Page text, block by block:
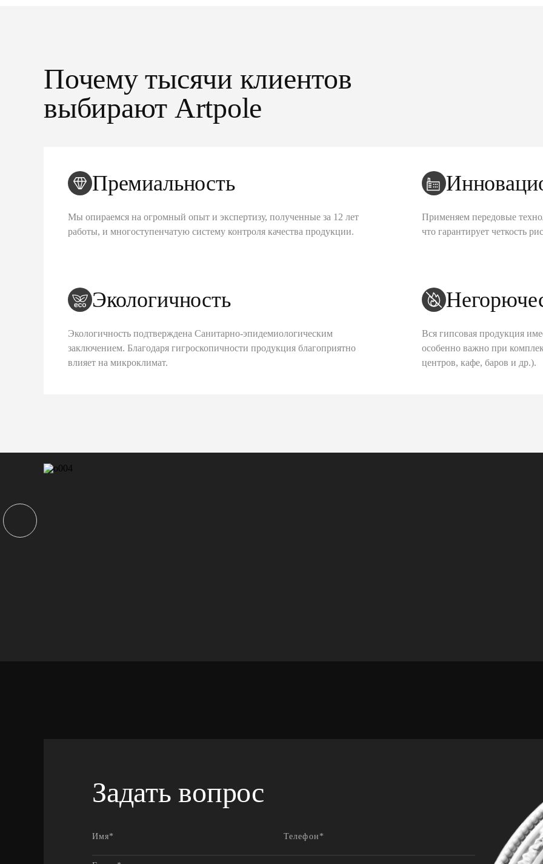
Почему тысячи клиентов
выбирают Artpole
Премиальность
Мы опираемся на огромный опыт и экспертизу, полученные за 12 лет
работы, и многоступенчатую систему контроля качества продукции.
Применяем передовые
что гарантирует четкость
Экологичность
Экологичность подтверждена Санитарно-эпидемиологическим
заключением. Благодаря гигроскопичности продукция благоприятно
влияет на микроклимат.
Вся гипсовая продукция
особенно важно при
центров, кафе, баров и др.).
Задать вопрос